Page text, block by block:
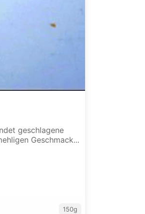
geschlagene
Geschmack...
150g